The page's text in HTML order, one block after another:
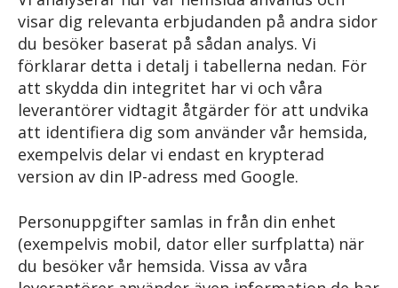
visar dig relevanta erbjudanden på andra sidor
du besöker baserat på sådan analys. Vi
förklarar detta i detalj i tabellerna nedan. För
att skydda din integritet har vi och våra
leverantörer vidtagit åtgärder för att undvika
att identifiera dig som använder vår hemsida,
exempelvis delar vi endast en krypterad
version av din IP-adress med Google.
Personuppgifter samlas in från din enhet
(exempelvis mobil, dator eller surfplatta) när
du besöker vår hemsida. Vissa av våra